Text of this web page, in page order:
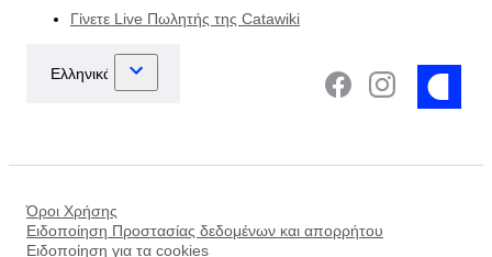
Γίνετε Live Πωλητής της Catawiki
Όροι Χρήσης
Ειδοποίηση Προστασίας δεδομένων και απορρήτου
Ειδοποίηση για τα cookies